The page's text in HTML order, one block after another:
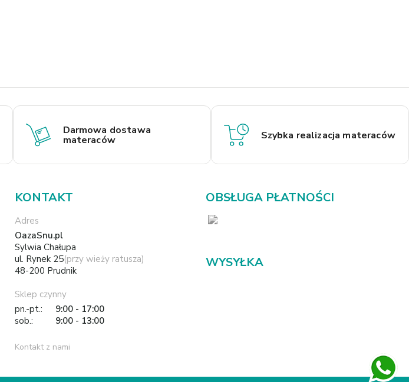
Darmowa dostawa
materaców Szybka realizacja materaców
KONTAKT
Adres
OazaSnu.pl
Sylwia Chałupa
ul. Rynek 25(przy wieży ratusza)
48-200 Prudnik
Sklep czynny
pn.-pt.:
9:00 - 17:00
sob.:
9:00 - 13:00
Kontakt z nami
OBSŁUGA PŁATNOŚCI
WYSYŁKA